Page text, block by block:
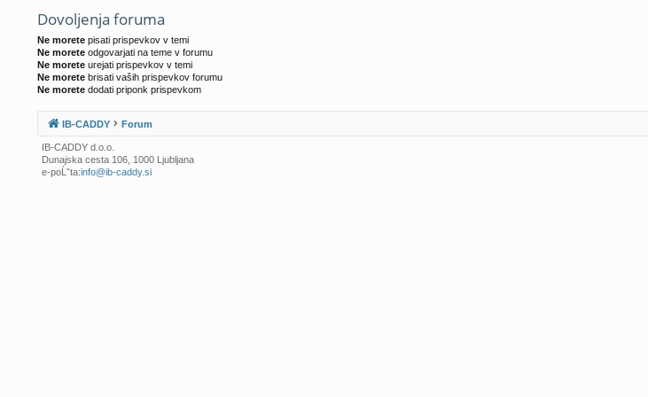
Dovoljenja foruma
Ne morete pisati prispevkov v temi
Ne morete odgovarjati na teme v forumu
Ne morete urejati prispevkov v temi
Ne morete brisati vaših prispevkov forumu
Ne morete dodati priponk prispevkom
IB-CADDY Forum
IB-CADDY d.o.o.
Dunajska cesta 106, 1000 Ljubljana
e-poĹˇta:info@ib-caddy.si